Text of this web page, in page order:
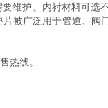
维护。内衬材料可选
被广泛用于管道、阀
热线。